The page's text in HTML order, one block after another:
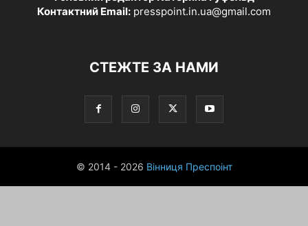
Контактний Email: presspoint.in.ua@gmail.com
СТЕЖТЕ ЗА НАМИ
© 2014 - 2026 Вінниця Преспоінт